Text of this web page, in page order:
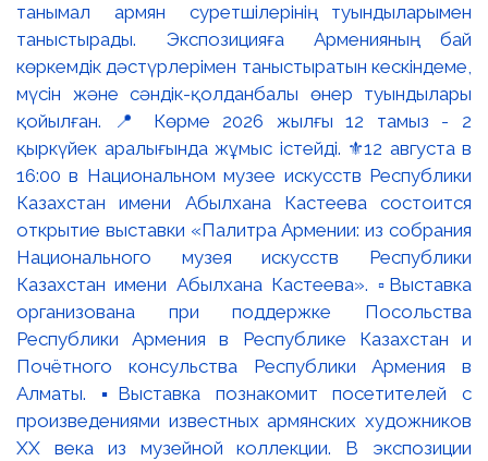
танымал армян суретшілерінің туындыларымен
таныстырады. Экспозицияға Арменияның бай
көркемдік дәстүрлерімен таныстыратын кескіндеме,
мүсін және сәндік-қолданбалы өнер туындылары
қойылған. 📍 Көрме 2026 жылғы 12 тамыз - 2
қыркүйек аралығында жұмыс істейді. ⚜️12 августа в
16:00 в Национальном музее искусств Республики
Казахстан имени Абылхана Кастеева состоится
открытие выставки «Палитра Армении: из собрания
Национального музея искусств Республики
Казахстан имени Абылхана Кастеева». ▫️Выставка
организована при поддержке Посольства
Республики Армения в Республике Казахстан и
Почётного консульства Республики Армения в
Алматы. ▪️Выставка познакомит посетителей с
произведениями известных армянских художников
XX века из музейной коллекции. В экспозиции